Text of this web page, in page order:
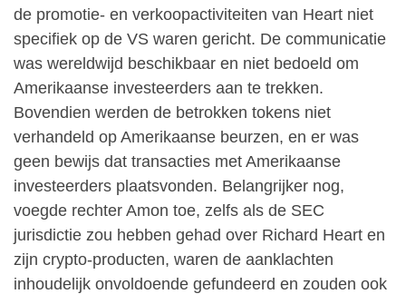
de promotie- en verkoopactiviteiten van Heart niet
specifiek op de VS waren gericht. De communicatie
was wereldwijd beschikbaar en niet bedoeld om
Amerikaanse investeerders aan te trekken.
Bovendien werden de betrokken tokens niet
verhandeld op Amerikaanse beurzen, en er was
geen bewijs dat transacties met Amerikaanse
investeerders plaatsvonden. Belangrijker nog,
voegde rechter Amon toe, zelfs als de SEC
jurisdictie zou hebben gehad over Richard Heart en
zijn crypto-producten, waren de aanklachten
inhoudelijk onvoldoende gefundeerd en zouden ook